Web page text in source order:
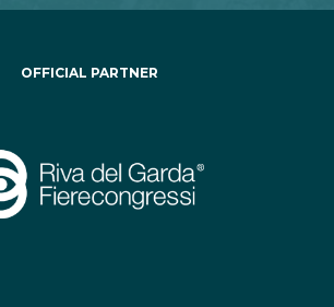
OFFICIAL PARTNER